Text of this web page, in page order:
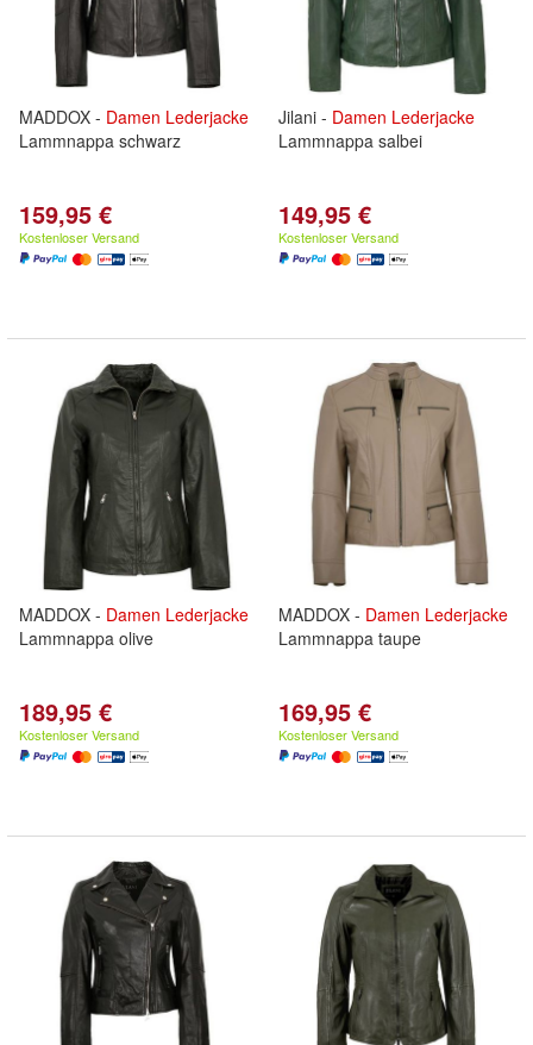
MADDOX - Damen Lederjacke
Lammnappa schwarz
159,95 €
Kostenloser Versand
Jilani - Damen Lederjacke
Lammnappa salbei
149,95 €
Kostenloser Versand
MADDOX - Damen Lederjacke
Lammnappa olive
189,95 €
Kostenloser Versand
MADDOX - Damen Lederjacke
Lammnappa taupe
169,95 €
Kostenloser Versand